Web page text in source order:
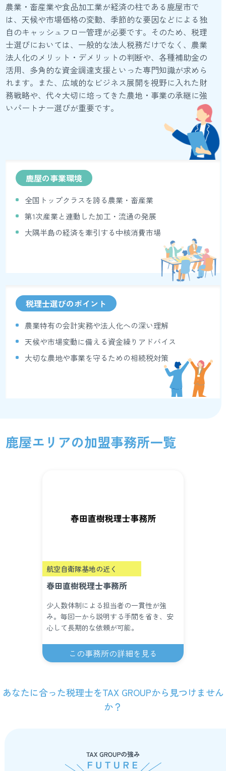
農業・畜産業や食品加工業が経済の柱である鹿屋市で
は、天候や市場価格の変動、季節的な要因などによる独
自のキャッシュフロー管理が必要です。そのため、税理
士選びにおいては、一般的な法人税務だけでなく、農業
法人化のメリット・デメリットの判断や、各種補助金の
活用、多角的な資金調達支援といった専門知識が求めら
れます。また、広域的なビジネス展開を視野に入れた財
務戦略や、代々大切に培ってきた農地・事業の承継に強
いパートナー選びが重要です。
鹿屋の事業環境
全国トップクラスを誇る農業・畜産業
第1次産業と連動した加工・流通の発展
大隅半島の経済を牽引する中核消費市場
税理士選びのポイント
農業特有の会計実務や法人化への深い理解
天候や市場変動に備える資金繰りアドバイス
大切な農地や事業を守るための相続税対策
鹿屋エリアの加盟事務所一覧
航空自衛隊基地の近く
春田直樹税理士事務所
少人数体制による担当者の一貫性が強
み。毎回一から説明する手間を省き、安
心して長期的な依頼が可能。
この事務所の詳細を見る
あなたに合った税理士をTAX GROUPから見つけません
か？